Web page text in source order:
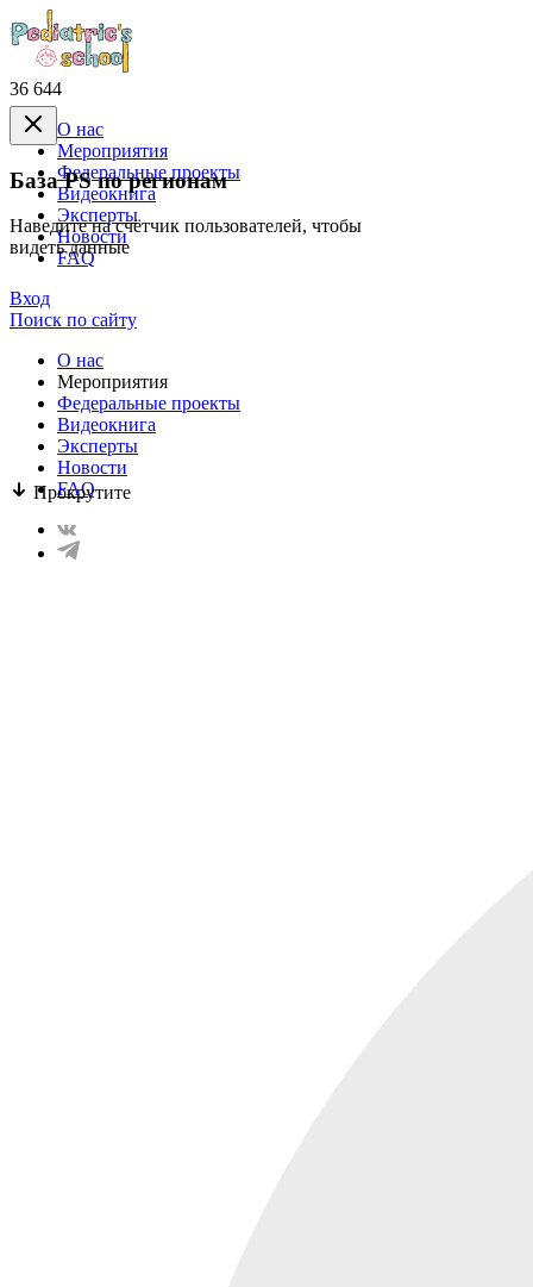
36 644
База PS по регионам
Наведите на счётчик пользователей, чтобы
видеть данные
Прокрутите
О нас
Mероприятия
Федеральные проекты
Видеокнига
Эксперты
Новости
FAQ
Вход
Поиск по сайту
О нас
Mероприятия
Федеральные проекты
Видеокнига
Эксперты
Новости
FAQ